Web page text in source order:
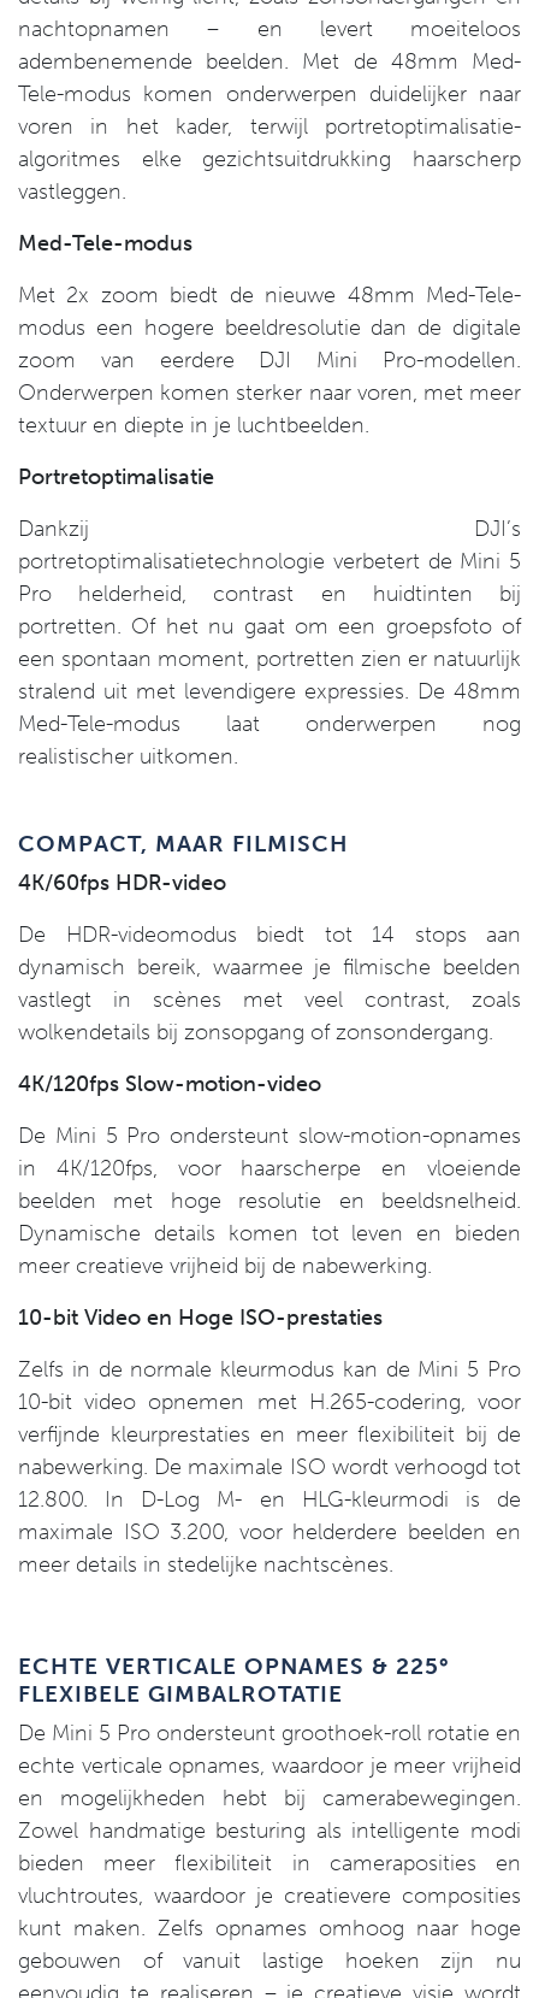
nachtopnamen – en levert moeiteloos
adembenemende beelden. Met de 48mm Med-
Tele-modus komen onderwerpen duidelijker naar
voren in het kader, terwijl portretoptimalisatie-
algoritmes elke gezichtsuitdrukking haarscherp
vastleggen.
Med-Tele-modus
Met 2x zoom biedt de nieuwe 48mm Med-Tele-
modus een hogere beeldresolutie dan de digitale
zoom van eerdere DJI Mini Pro-modellen.
Onderwerpen komen sterker naar voren, met meer
textuur en diepte in je luchtbeelden.
Portretoptimalisatie
Dankzij DJI’s
portretoptimalisatietechnologie verbetert de Mini 5
Pro helderheid, contrast en huidtinten bij
portretten. Of het nu gaat om een groepsfoto of
een spontaan moment, portretten zien er natuurlijk
stralend uit met levendigere expressies. De 48mm
Med-Tele-modus laat onderwerpen nog
realistischer uitkomen.
COMPACT, MAAR FILMISCH
4K/60fps HDR-video
De HDR-videomodus biedt tot 14 stops aan
dynamisch bereik, waarmee je filmische beelden
vastlegt in scènes met veel contrast, zoals
wolkendetails bij zonsopgang of zonsondergang.
4K/120fps Slow-motion-video
De Mini 5 Pro ondersteunt slow-motion-opnames
in 4K/120fps, voor haarscherpe en vloeiende
beelden met hoge resolutie en beeldsnelheid.
Dynamische details komen tot leven en bieden
meer creatieve vrijheid bij de nabewerking.
10-bit Video en Hoge ISO-prestaties
Zelfs in de normale kleurmodus kan de Mini 5 Pro
10-bit video opnemen met H.265-codering, voor
verfijnde kleurprestaties en meer flexibiliteit bij de
nabewerking. De maximale ISO wordt verhoogd tot
12.800. In D-Log M- en HLG-kleurmodi is de
maximale ISO 3.200, voor helderdere beelden en
meer details in stedelijke nachtscènes.
ECHTE VERTICALE OPNAMES & 225°
FLEXIBELE GIMBALROTATIE
De Mini 5 Pro ondersteunt groothoek-roll rotatie en
echte verticale opnames, waardoor je meer vrijheid
en mogelijkheden hebt bij camerabewegingen.
Zowel handmatige besturing als intelligente modi
bieden meer flexibiliteit in cameraposities en
vluchtroutes, waardoor je creatievere composities
kunt maken. Zelfs opnames omhoog naar hoge
gebouwen of vanuit lastige hoeken zijn nu